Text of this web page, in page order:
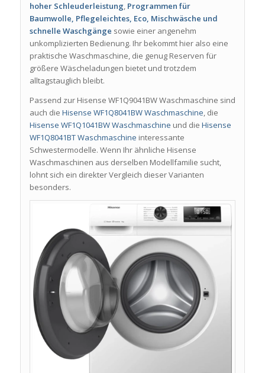
hoher Schleuderleistung, Programmen für
Baumwolle, Pflegeleichtes, Eco, Mischwäsche und
schnelle Waschgänge sowie einer angenehm
unkomplizierten Bedienung. Ihr bekommt hier also eine
praktische Waschmaschine, die genug Reserven für
größere Wäscheladungen bietet und trotzdem
alltagstauglich bleibt.
Passend zur Hisense WF1Q9041BW Waschmaschine sind
auch die Hisense WF1Q8041BW Waschmaschine , die
Hisense WF1Q1041BW Waschmaschine und die Hisense
WF1Q8041BT Waschmaschine interessante
Schwestermodelle. Wenn Ihr ähnliche Hisense
Waschmaschinen aus derselben Modellfamilie sucht,
lohnt sich ein direkter Vergleich dieser Varianten
besonders.